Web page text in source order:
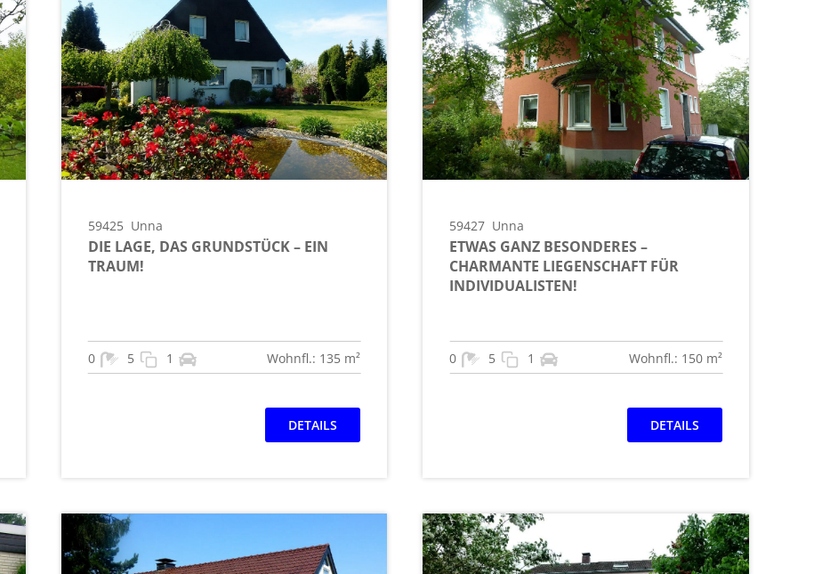
59425 Unna
DIE LAGE, DAS GRUNDSTÜCK – EIN
TRAUM!
0 5 1 Wohnfl.: 135 m²
DETAILS
59427 Unna
ETWAS GANZ BESONDERES –
CHARMANTE LIEGENSCHAFT FÜR
INDIVIDUALISTEN!
0 5 1 Wohnfl.: 150 m²
DETAILS